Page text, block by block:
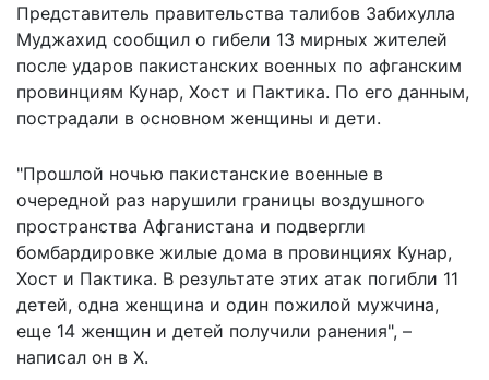
Представитель правительства талибов Забихулла
Муджахид сообщил о гибели 13 мирных жителей
после ударов пакистанских военных по афганским
провинциям Кунар, Хост и Пактика. По его данным,
пострадали в основном женщины и дети.
"Прошлой ночью пакистанские военные в
очередной раз нарушили границы воздушного
пространства Афганистана и подвергли
бомбардировке жилые дома в провинциях Кунар,
Хост и Пактика. В результате этих атак погибли 11
детей, одна женщина и один пожилой мужчина,
еще 14 женщин и детей получили ранения", –
написал он в X.